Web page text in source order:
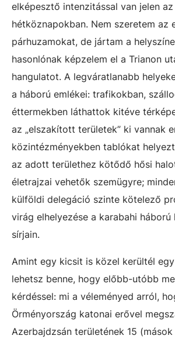
elképesztő intenzitással van jelen
hétköznapokban. Nem szeretem az
párhuzamokat, de jártam a
hasonlónak képzelem el a Trianon
hangulatot. A legváratlanabb
a háború emlékei: trafikokban,
éttermekben láthattok kitéve
az „elszakított területek” ki vannak
közintézményekben tablókat
az adott területhez kötődő hősi
életrajzai vehetők szemügyre;
külföldi delegáció szinte kötelező
virág elhelyezése a karabahi háború
sírjain.
Amint egy kicsit is közel kerültél
lehetsz benne, hogy előbb-utóbb
kérdéssel: mi a véleményed arról,
Örményország katonai erővel
Azerbajdzsán területének 15